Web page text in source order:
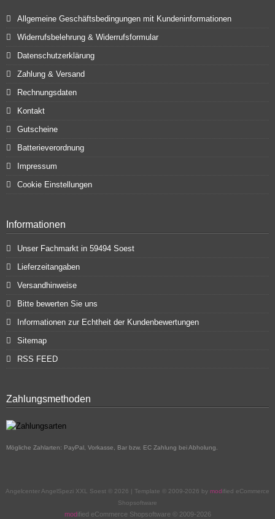
Allgemeine Geschäftsbedingungen mit Kundeninformationen
Widerrufsbelehrung & Widerrufsformular
Datenschutzerklärung
Zahlung & Versand
Rechnungsdaten
Kontakt
Gutscheine
Batterieverordnung
Impressum
Cookie Einstellungen
Informationen
Unser Fachmarkt in 59494 Soest
Lieferzeitangaben
Versandhinweise
Bitte bewerten Sie uns
Informationen zur Echtheit der Kundenbewertungen
Sitemap
RSS FEED
Zahlungsmethoden
Mögliche Zahlarten: PayPal, Vorkasse, Bar bzw. EC Zahlung bei Abholung.
Angelcenter AngelSpezi XXL Soest © 2026 | Template © 2009-2026 by mod ified eCommerce
Shopsoftware
modified eCommerce Shopsoftware © 2009-2026